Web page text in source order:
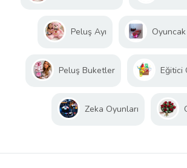
Peluş Ayı
Peluş Buketler Eğitici
Zeka Oyunları